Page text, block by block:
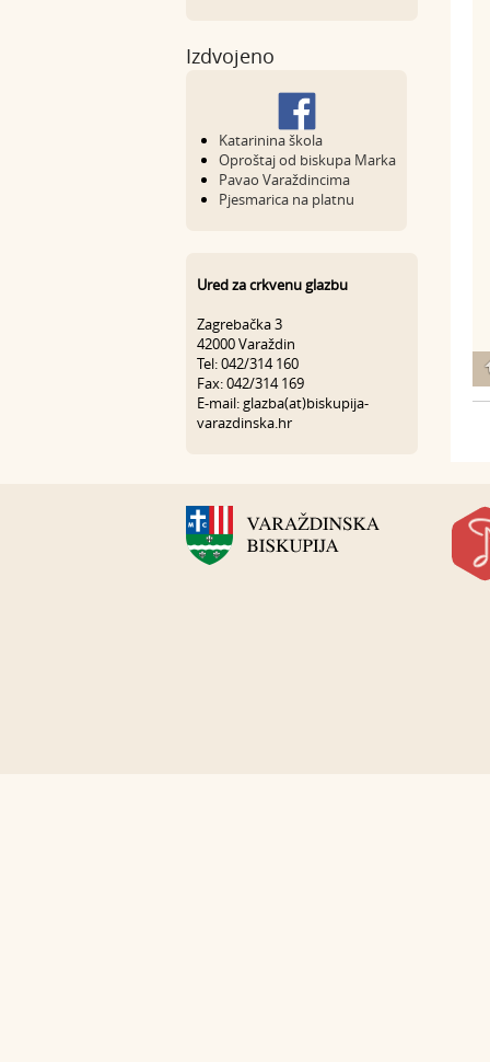
Izdvojeno
Katarinina škola
Oproštaj od biskupa Marka
Pavao Varaždincima
Pjesmarica na platnu
Ured za crkvenu glazbu
Zagrebačka 3
42000 Varaždin
Tel: 042/314 160
Fax: 042/314 169
E-mail: glazba(at)biskupija-
varazdinska.hr